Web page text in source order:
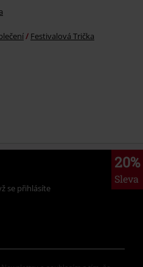
Festivalová Trička
20%
Sleva
se přihlásíte